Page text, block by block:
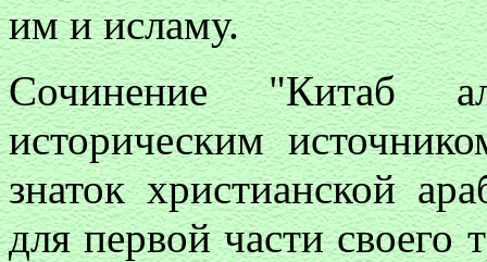
им и исламу.
Сочинение "Китаб
историческим
знаток христианской
для первой части своего